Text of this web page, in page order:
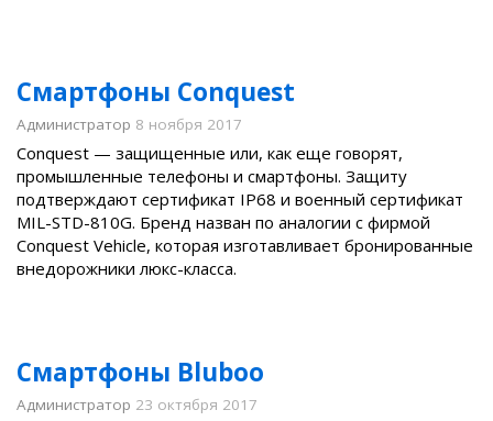
Смартфоны Conquest
Администратор 8 ноября 2017
Conquest — защищенные или, как еще говорят,
промышленные телефоны и смартфоны. Защиту
подтверждают сертификат IP68 и военный сертификат
MIL-STD-810G. Бренд назван по аналогии с фирмой
Conquest Vehicle, которая изготавливает бронированные
внедорожники люкс-класса.
Смартфоны Bluboo
Администратор 23 октября 2017